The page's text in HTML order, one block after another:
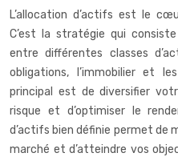
L’allocation d’actifs est le
C’est la stratégie qui
entre différentes classes
obligations, l’immobilier et
principal est de diversifier
risque et d’optimiser le
d’actifs bien définie permet de
marché et d’atteindre vos